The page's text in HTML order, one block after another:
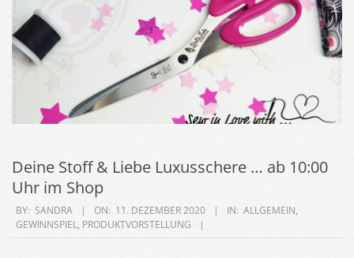
Deine Stoff & Liebe Luxusschere … ab 10:00
Uhr im Shop
2020-
12-
BY: SANDRA ON: 11. DEZEMBER 2020 IN: ALLGEMEIN,
GEWINNSPIEL, PRODUKTVORSTELLUNG